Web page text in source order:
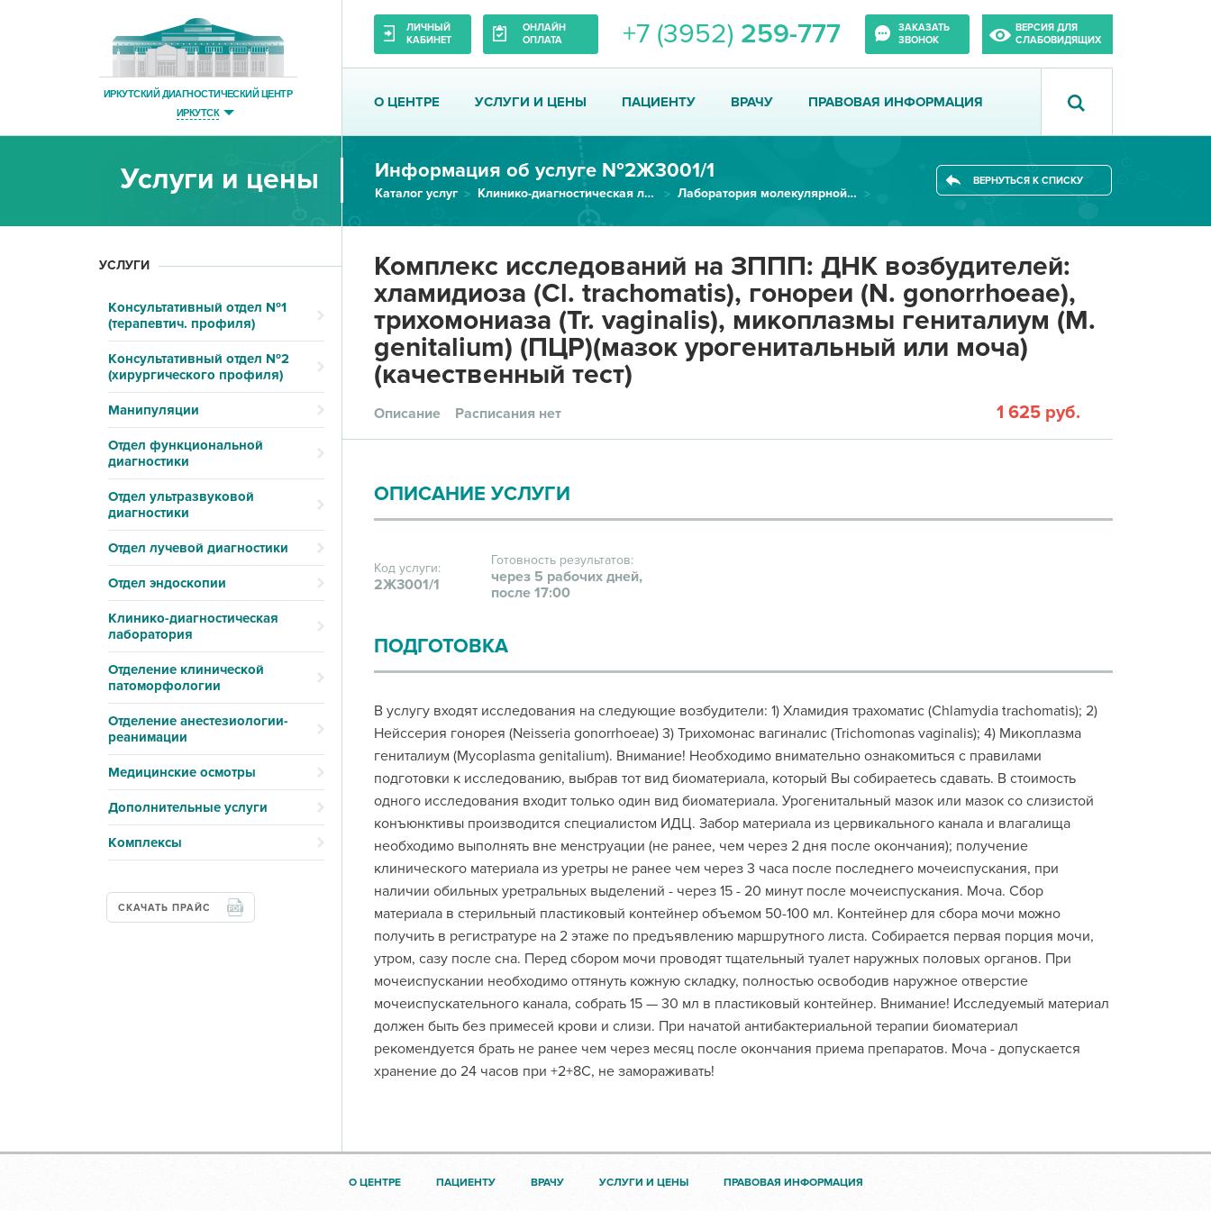
ИРКУТСКИЙ ДИАГНОСТИЧЕСКИЙ ЦЕНТР
ИРКУТСК
ЛИЧНЫЙ
КАБИНЕТ
ОНЛАЙН
ОПЛАТА
+7 (3952) 259-777
ЗАКАЗАТЬ
ЗВОНОК
ВЕРСИЯ ДЛЯ
СЛАБОВИДЯЩИХ
О ЦЕНТРЕ УСЛУГИ И ЦЕНЫ ПАЦИЕНТУ ВРАЧУ ПРАВОВАЯ ИНФОРМАЦИЯ
Услуги и цены Информация об услуге №2Ж3001/1
Каталог услуг Клинико-диагностическая лаборатория
Лаборатория молекулярной биологии
ВЕРНУТЬСЯ К СПИСКУ
УСЛУГИ
Консультативный отдел №1
(терапевтич. профиля)
Консультативный отдел №2
(хирургического профиля)
Манипуляции
Отдел функциональной
диагностики
Отдел ультразвуковой
диагностики
Отдел лучевой диагностики
Отдел эндоскопии
Клинико-диагностическая
лаборатория
Отделение клинической
патоморфологии
Отделение анестезиологии-
реанимации
Медицинские осмотры
Дополнительные услуги
Комплексы
СКАЧАТЬ ПРАЙС
Комплекс исследований на ЗППП: ДНК возбудителей:
хламидиоза (Cl. trachomatis), гонореи (N. gonorrhoeae),
трихомониаза (Tr. vaginalis), микоплазмы гениталиум (M.
genitalium) (ПЦР)(мазок урогенитальный или моча)
(качественный тест)
Описание Расписания нет 1 625 руб.
ОПИСАНИЕ УСЛУГИ
Код услуги:
2Ж3001/1
Готовность результатов:
через 5 рабочих дней,
после 17:00
ПОДГОТОВКА
В услугу входят исследования на следующие возбудители: 1) Хламидия трахоматис (Chlamydia trachomatis); 2)
Нейссерия гонорея (Neisseria gonorrhoeae) 3) Трихомонас вагиналис (Trichomonas vaginalis); 4) Микоплазма
гениталиум (Mycoplasma genitalium). Внимание! Необходимо внимательно ознакомиться с правилами
подготовки к исследованию, выбрав тот вид биоматериала, который Вы собираетесь сдавать. В стоимость
одного исследования входит только один вид биоматериала. Урогенитальный мазок или мазок со слизистой
конъюнктивы производится специалистом ИДЦ. Забор материала из цервикального канала и влагалища
необходимо выполнять вне менструации (не ранее, чем через 2 дня после окончания); получение
клинического материала из уретры не ранее чем через 3 часа после последнего мочеиспускания, при
наличии обильных уретральных выделений - через 15 - 20 минут после мочеиспускания. Моча. Сбор
материала в стерильный пластиковый контейнер объемом 50-100 мл. Контейнер для сбора мочи можно
получить в регистратуре на 2 этаже по предъявлению маршрутного листа. Собирается первая порция мочи,
утром, сазу после сна. Перед сбором мочи проводят тщательный туалет наружных половых органов. При
мочеиспускании необходимо оттянуть кожную складку, полностью освободив наружное отверстие
мочеиспускательного канала, собрать 15 — 30 мл в пластиковый контейнер. Внимание! Исследуемый материал
должен быть без примесей крови и слизи. При начатой антибактериальной терапии биоматериал
рекомендуется брать не ранее чем через месяц после окончания приема препаратов. Моча - допускается
хранение до 24 часов при +2+8С, не замораживать!
О ЦЕНТРЕ ПАЦИЕНТУ ВРАЧУ УСЛУГИ И ЦЕНЫ ПРАВОВАЯ ИНФОРМАЦИЯ